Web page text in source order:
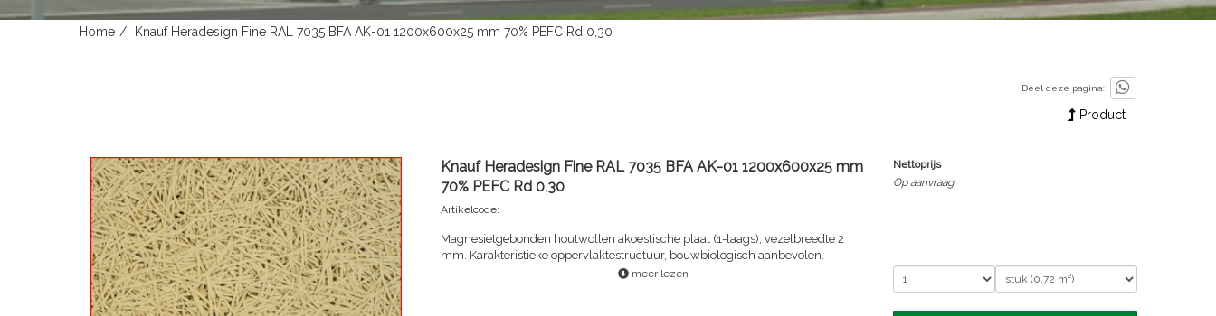
Home Knauf Heradesign Fine RAL 7035 BFA AK-01 1200x600x25 mm 70% PEFC Rd 0,30
Deel deze pagina:
Product
Knauf Heradesign Fine RAL 7035 BFA AK-01 1200x600x25 mm
70% PEFC Rd 0,30
Artikelcode:
Magnesietgebonden houtwollen akoestische plaat (1-laags), vezelbreedte 2
mm. Karakteristieke oppervlaktestructuur, bouwbiologisch aanbevolen.
meer lezen
Nettoprijs
Op aanvraag